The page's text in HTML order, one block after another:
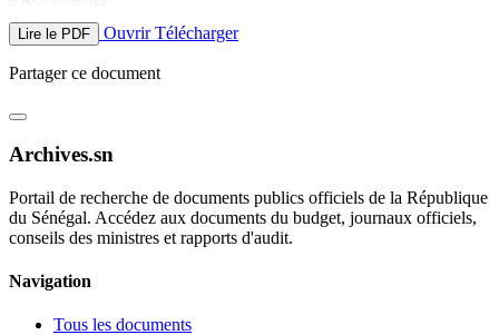
Lire le PDF OuvrirTélécharger
Partager ce document
Archives.sn
Portail de recherche de documents publics officiels de la République
du Sénégal. Accédez aux documents du budget, journaux officiels,
conseils des ministres et rapports d'audit.
Navigation
Tous les documents